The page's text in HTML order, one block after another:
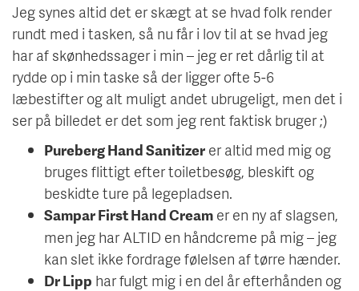
Jeg synes altid det er skægt at se hvad folk render
rundt med i tasken, så nu får i lov til at se hvad jeg
har af skønhedssager i min – jeg er ret dårlig til at
rydde op i min taske så der ligger ofte 5-6
læbestifter og alt muligt andet ubrugeligt, men det i
ser på billedet er det som jeg rent faktisk bruger ;)
Pureberg Hand Sanitizer er altid med mig og
bruges flittigt efter toiletbesøg, bleskift og
beskidte ture på legepladsen.
Sampar First Hand Cream er en ny af slagsen,
men jeg har ALTID en håndcreme på mig – jeg
kan slet ikke fordrage følelsen af tørre hænder.
Dr Lipp har fulgt mig i en del år efterhånden og